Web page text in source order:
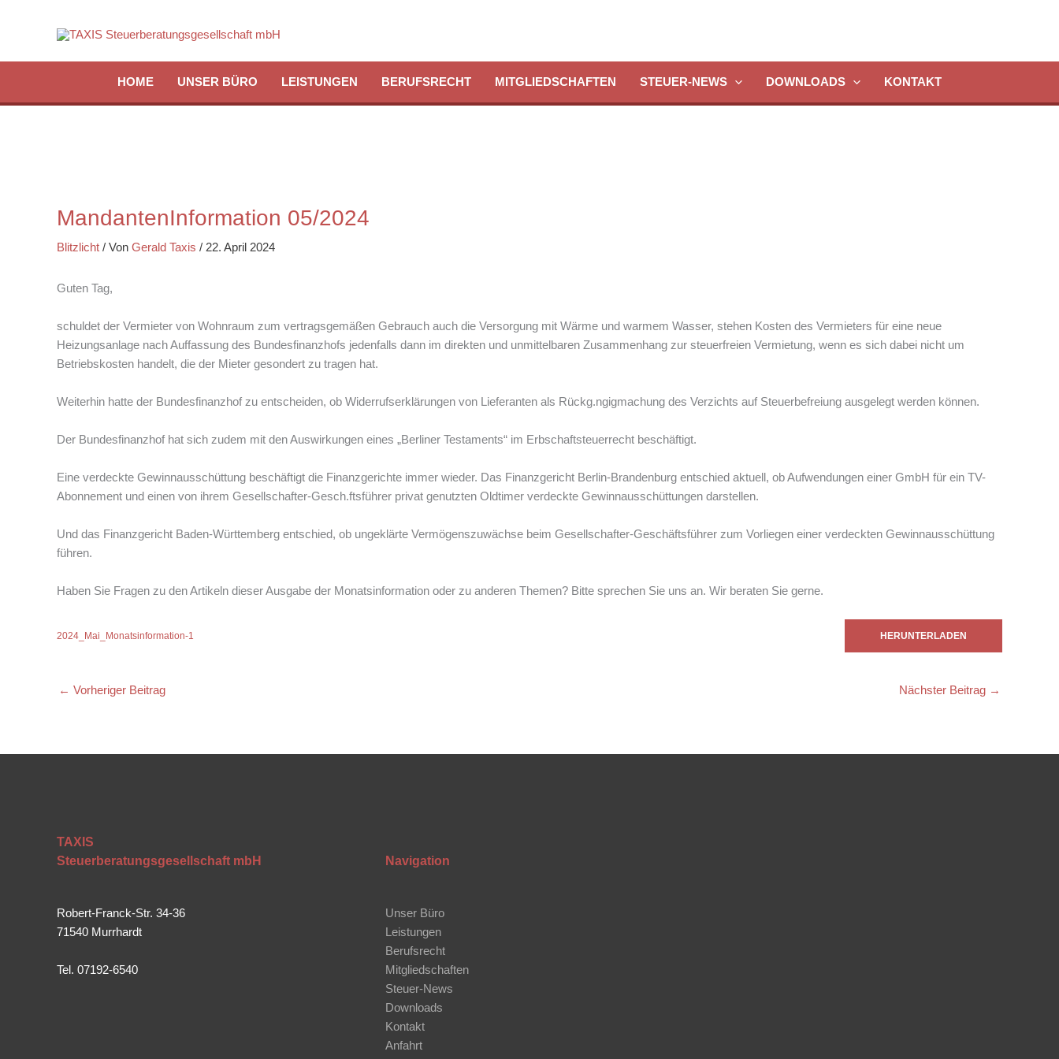
HOME UNSER BÜRO LEISTUNGEN BERUFSRECHT MITGLIEDSCHAFTEN STEUER-NEWS DOWNLOADS KONTAKT
MandantenInformation 05/2024
Blitzlicht / Von Gerald Taxis / 22. April 2024
Guten Tag,
schuldet der Vermieter von Wohnraum zum vertragsgemäßen Gebrauch auch die Versorgung mit Wärme und warmem Wasser, stehen Kosten des Vermieters für eine neue
Heizungsanlage nach Auffassung des Bundesfinanzhofs jedenfalls dann im direkten und unmittelbaren Zusammenhang zur steuerfreien Vermietung, wenn es sich dabei nicht um
Betriebskosten handelt, die der Mieter gesondert zu tragen hat.
Weiterhin hatte der Bundesfinanzhof zu entscheiden, ob Widerrufserklärungen von Lieferanten als Rückg.ngigmachung des Verzichts auf Steuerbefreiung ausgelegt werden können.
Der Bundesfinanzhof hat sich zudem mit den Auswirkungen eines „Berliner Testaments“ im Erbschaftsteuerrecht beschäftigt.
Eine verdeckte Gewinnausschüttung beschäftigt die Finanzgerichte immer wieder. Das Finanzgericht Berlin-Brandenburg entschied aktuell, ob Aufwendungen einer GmbH für ein TV-
Abonnement und einen von ihrem Gesellschafter-Gesch.ftsführer privat genutzten Oldtimer verdeckte Gewinnausschüttungen darstellen.
Und das Finanzgericht Baden-Württemberg entschied, ob ungeklärte Vermögenszuwächse beim Gesellschafter-Geschäftsführer zum Vorliegen einer verdeckten Gewinnausschüttung
führen.
Haben Sie Fragen zu den Artikeln dieser Ausgabe der Monatsinformation oder zu anderen Themen? Bitte sprechen Sie uns an. Wir beraten Sie gerne.
2024_Mai_Monatsinformation-1 HERUNTERLADEN
← Vorheriger Beitrag Nächster Beitrag →
TAXIS
Steuerberatungsgesellschaft mbH
Robert-Franck-Str. 34-36
71540 Murrhardt
Tel. 07192-6540
Navigation
Unser Büro
Leistungen
Berufsrecht
Mitgliedschaften
Steuer-News
Downloads
Kontakt
Anfahrt